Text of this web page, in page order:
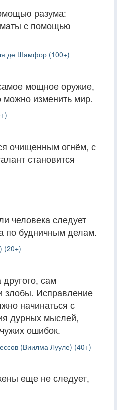
разума:
с помощью
де Шамфор (100+)
мощное оружие,
изменить мир.
очищенным огнём, с
становится
человека следует
по будничным делам.
(20+)
другого, сам
злобы. Исправление
начинаться с
дурных мыслей,
ошибок.
(Виилма Лууле) (40+)
еще не следует,